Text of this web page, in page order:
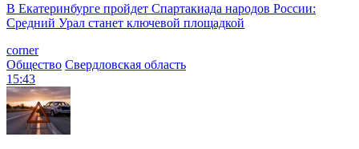
В Екатеринбурге пройдет Спартакиада народов России:
Средний Урал станет ключевой площадкой
corner
Общество Свердловская область
15:43